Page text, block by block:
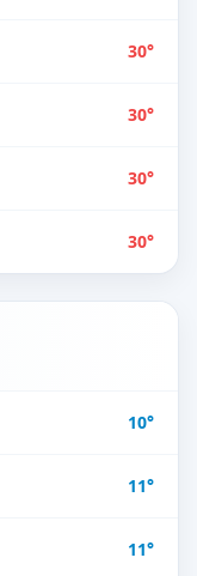
30°
30°
30°
30°
10°
11°
11°